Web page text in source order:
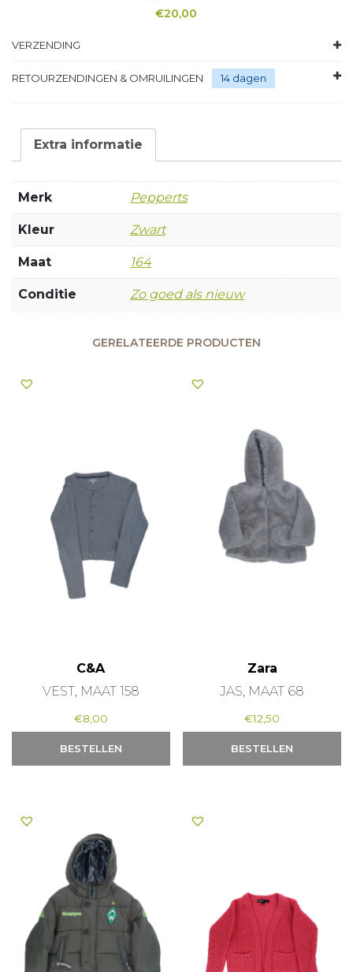
€20,00
VERZENDING
RETOURZENDINGEN & OMRUILINGEN 14 dagen
Extra informatie
Merk Pepperts
Kleur Zwart
Maat 164
Conditie Zo goed als nieuw
GERELATEERDE PRODUCTEN
C&A
VEST, MAAT 158
€8,00
BESTELLEN
Zara
JAS, MAAT 68
€12,50
BESTELLEN